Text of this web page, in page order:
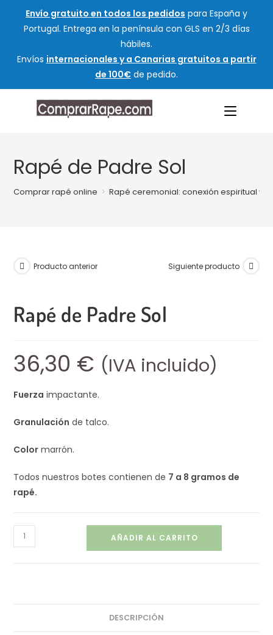
Envío gratuito en todos los pedidos para España y
Portugal. Entrega en la península con GLS en 2/3 días
hábiles.
Envíos internacionales y a Canarias gratuitos a partir
de 100€ de pedido.
Rapé de Padre Sol
Comprar rapé online > Rapé ceremonial: conexión espiritual y
Producto anterior Siguiente producto
Rapé de Padre Sol
36,30 € (IVA incluido)
Fuerza impactante.
Granulación de talco.
Color marrón.
Todos nuestros botes contienen de 7 a 8 gramos de
rapé.
AÑADIR AL CARRITO
DESCRIPCIÓN